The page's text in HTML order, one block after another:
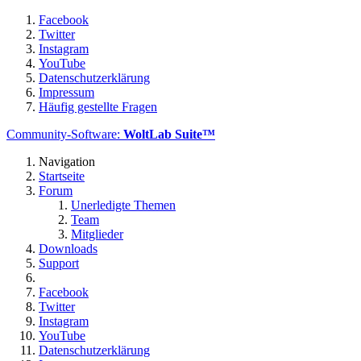
Facebook
Twitter
Instagram
YouTube
Datenschutzerklärung
Impressum
Häufig gestellte Fragen
Community-Software: WoltLab Suite™
Navigation
Startseite
Forum
Unerledigte Themen
Team
Mitglieder
Downloads
Support
Facebook
Twitter
Instagram
YouTube
Datenschutzerklärung